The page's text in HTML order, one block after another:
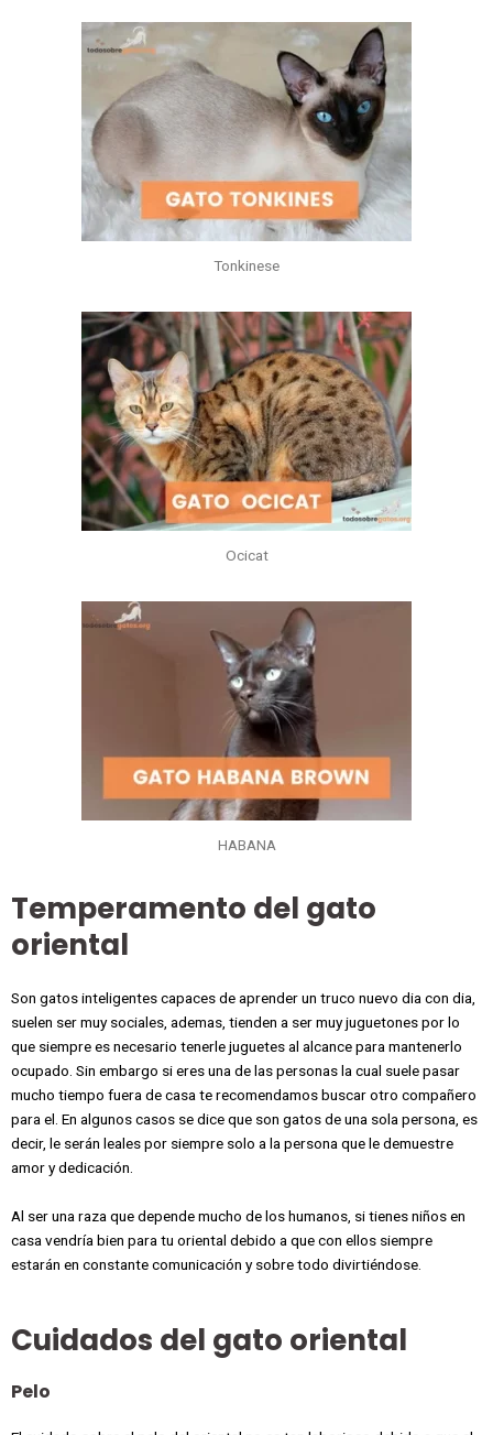
Tonkinese
Ocicat
HABANA
Temperamento del gato
oriental
Son gatos inteligentes capaces de aprender un truco nuevo dia con dia,
suelen ser muy sociales, ademas, tienden a ser muy juguetones por lo
que siempre es necesario tenerle juguetes al alcance para mantenerlo
ocupado. Sin embargo si eres una de las personas la cual suele pasar
mucho tiempo fuera de casa te recomendamos buscar otro compañero
para el. En algunos casos se dice que son gatos de una sola persona, es
decir, le serán leales por siempre solo a la persona que le demuestre
amor y dedicación.
Al ser una raza que depende mucho de los humanos, si tienes niños en
casa vendría bien para tu oriental debido a que con ellos siempre
estarán en constante comunicación y sobre todo divirtiéndose.
Cuidados del gato oriental
Pelo